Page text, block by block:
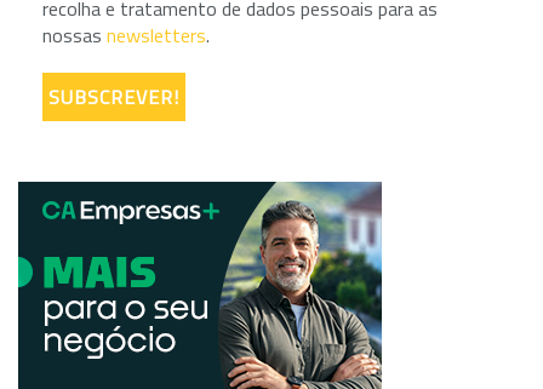
recolha e tratamento de dados pessoais para as
nossas newsletters.